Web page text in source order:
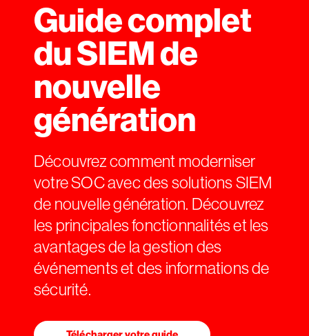
Guide complet
du SIEM de
nouvelle
génération
Découvrez comment moderniser
votre SOC avec des solutions SIEM
de nouvelle génération. Découvrez
les principales fonctionnalités et les
avantages de la gestion des
événements et des informations de
sécurité.